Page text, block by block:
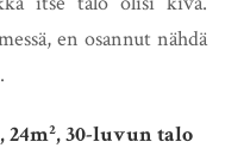
en osannut nähdä
30-luvun talo